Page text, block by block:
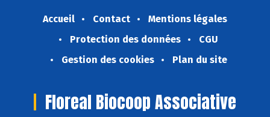
Accueil Contact
Mentions légales
Protection des données
CGU
Gestion des cookies
Plan du site
Floreal Biocoop Associative